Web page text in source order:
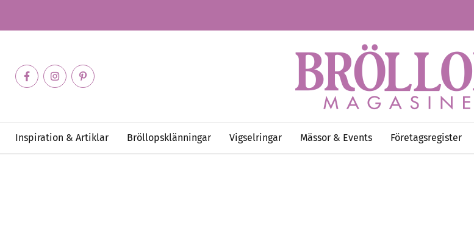
Inspiration & Artiklar Bröllopsklänningar Vigselringar Mässor & Events Företagsregister